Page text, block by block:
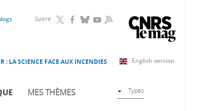
Suivre RSS
English version
: LA SCIENCE FACE AUX INCENDIES
MES THÈMES Types